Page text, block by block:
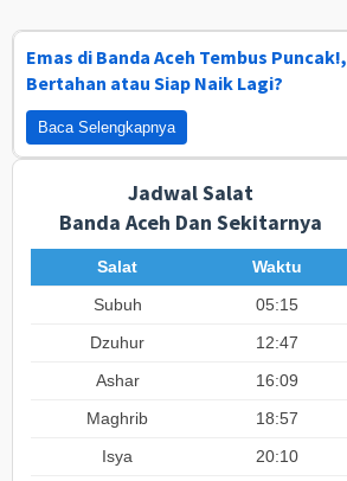
Emas di Banda Aceh Tembus Puncak!,
Bertahan atau Siap Naik Lagi?
Baca Selengkapnya
Jadwal Salat
Banda Aceh Dan Sekitarnya
Salat
Waktu
Subuh
05:15
Dzuhur
12:47
Ashar
16:09
Maghrib
18:57
Isya
20:10